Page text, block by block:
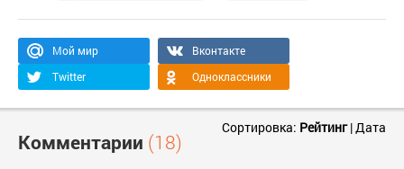
Мой мир
Вконтакте
Twitter
Одноклассники
Комментарии (18)
Сортировка: Рейтинг|Дата